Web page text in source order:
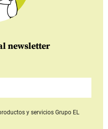
newsletter
y serviciosGrupo EL